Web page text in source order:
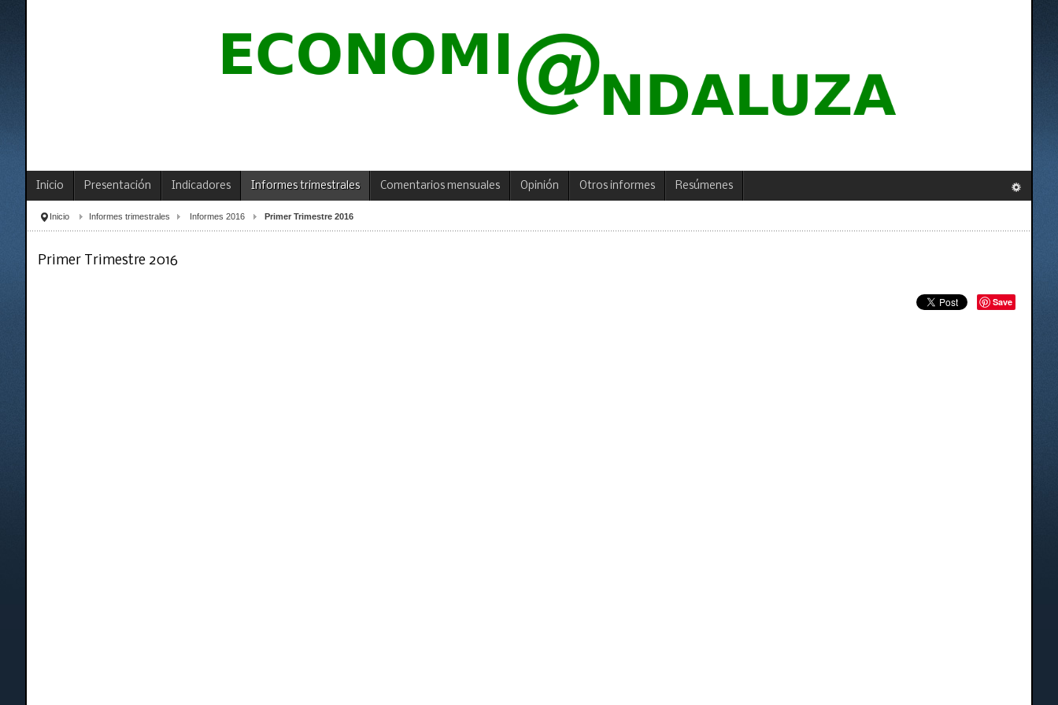
Inicio Presentación Indicadores Informes trimestrales Comentarios mensuales Opinión Otros informes Resúmenes
Inicio Informes trimestrales Informes 2016 Primer Trimestre 2016
Primer Trimestre 2016
Save